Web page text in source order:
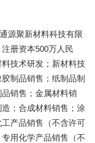
源聚新材料科技有限
册资本500万人民
技术研发；新材料技
制品销售；纸制品制
销售；金属材料销
；合成材料销售；涂
产品销售（不含许可
用化学产品销售（不